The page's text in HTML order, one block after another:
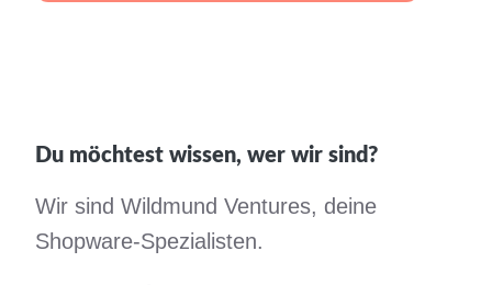
Du möchtest wissen, wer wir sind?
Wir sind Wildmund Ventures, deine
Shopware-Spezialisten.